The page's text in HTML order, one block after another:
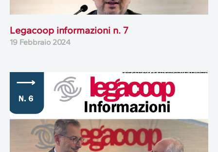
Legacoop informazioni n. 7
19 Febbraio 2024